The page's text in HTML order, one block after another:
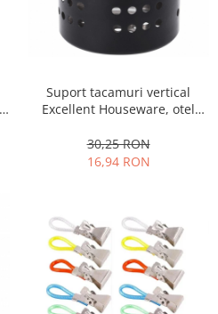
Suport tacamuri vertical
Excellent Houseware, otel
mat
30,25 RON
16,94 RON